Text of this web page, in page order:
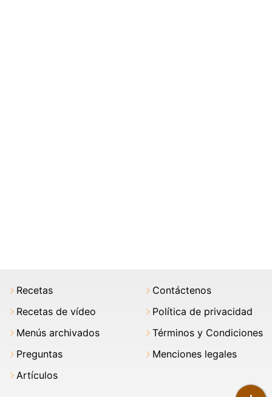
Recetas
Recetas de vídeo
Menús archivados
Preguntas
Artículos
Contáctenos
Política de privacidad
Términos y Condiciones
Menciones legales